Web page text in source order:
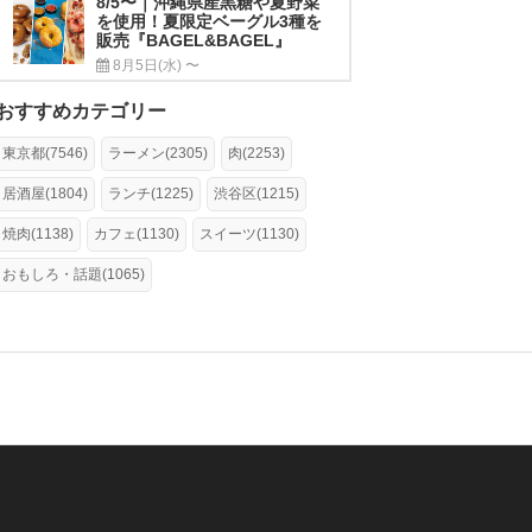
を使用！夏限定ベーグル3種を
販売『BAGEL&BAGEL』
8月5日(水) 〜
すすめカテゴリー
東京都(7546) ラーメン(2305) 肉(2253)
居酒屋(1804) ランチ(1225) 渋谷区(1215)
焼肉(1138) カフェ(1130) スイーツ(1130)
おもしろ・話題(1065)